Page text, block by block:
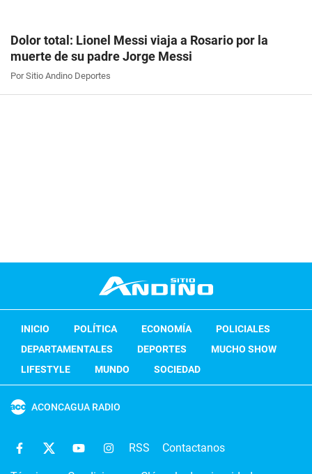
Dolor total: Lionel Messi viaja a Rosario por la
muerte de su padre Jorge Messi
Por Sitio Andino Deportes
INICIO POLÍTICA ECONOMÍA
POLICIALES
DEPARTAMENTALES
DEPORTES
MUCHO SHOW
LIFESTYLE
MUNDO SOCIEDAD
ACONCAGUA RADIO
RSS Contactanos